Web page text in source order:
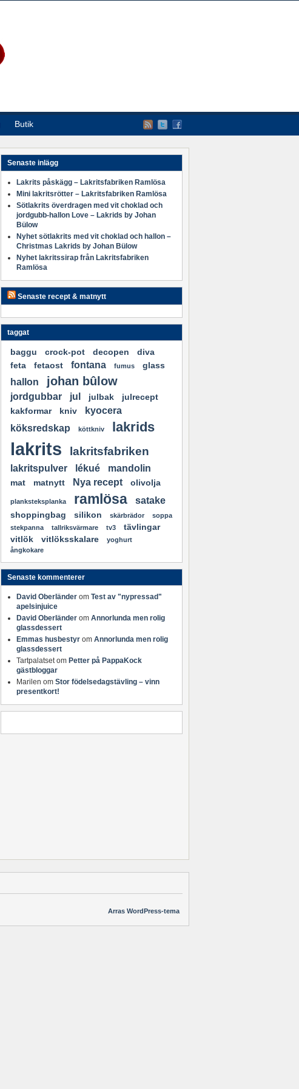
Butik
Senaste inlägg
Lakrits påskägg – Lakritsfabriken Ramlösa
Mini lakritsrötter – Lakritsfabriken Ramlösa
Sötlakrits överdragen med vit choklad och
jordgubb-hallon Love – Lakrids by Johan
Bülow
Nyhet sötlakrits med vit choklad och hallon –
Christmas Lakrids by Johan Bülow
Nyhet lakritssirap från Lakritsfabriken
Ramlösa
Senaste recept & matnytt
taggat
baggu crock-pot decopen
diva
feta
fetaost fontana fumus glass
hallon johan bûlow
jordgubbar jul julbak
julrecept
kakformar
kniv
kyocera
köksredskap
köttkniv lakrids
lakrits lakritsfabriken
lakritspulver lékué mandolin
mat matnytt Nya recept olivolja
planksteksplanka ramlösa satake
shoppingbag silikon skärbrädor
soppa
stekpanna
tallriksvärmare tv3
tävlingar
vitlök
vitlöksskalare
yoghurt
ångkokare
Senaste kommenterer
David Oberländer om Test av "nypressad"
apelsinjuice
David Oberländer om Annorlunda men rolig
glassdessert
Emmas husbestyr om Annorlunda men rolig
glassdessert
Tartpalatsetom Petter på PappaKock
gästbloggar
Marilen om Stor födelsedagstävling – vinn
presentkort!
Arras WordPress-tema